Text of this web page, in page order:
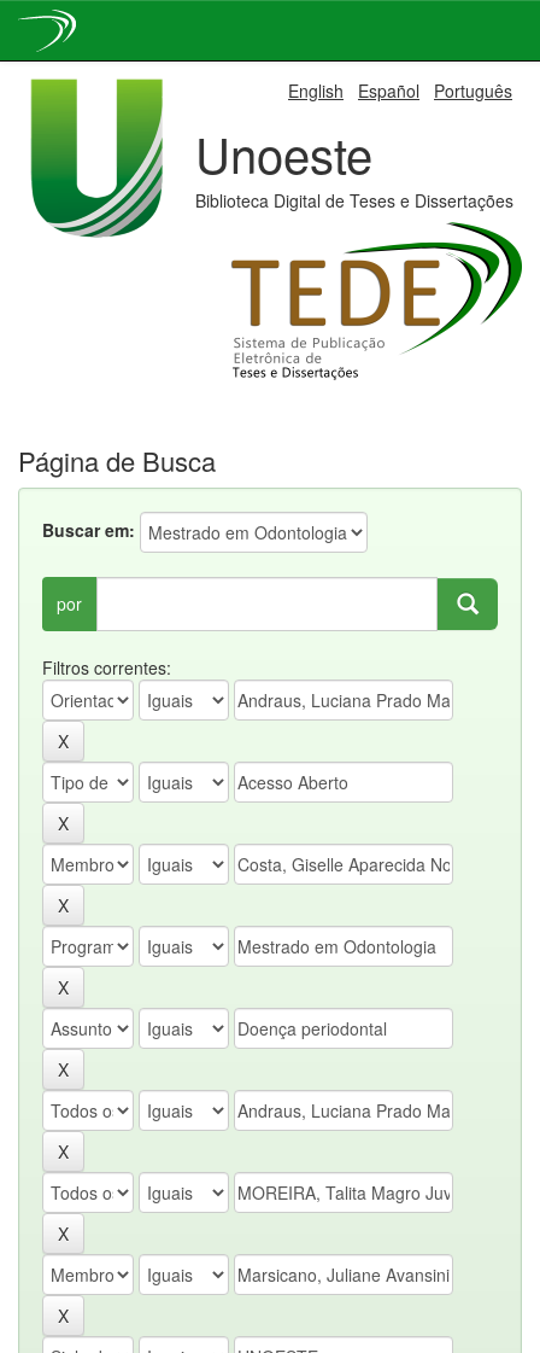
English Español Português
Unoeste
Biblioteca Digital de Teses e Dissertações
Página de Busca
Buscar em:
por
Filtros correntes: